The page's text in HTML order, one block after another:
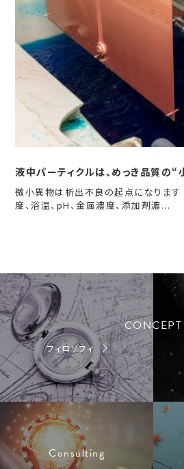
液中パーティクルは、めっき品質の“
微小異物は析出不良の起点になります
度、浴温、pH、金属濃度、添加剤濃...
フィロソフィ
CONCEPT
Consulting